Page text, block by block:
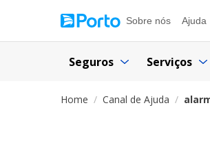
Sobre nós Ajuda
Seguros Serviços
Home Canal de Ajuda